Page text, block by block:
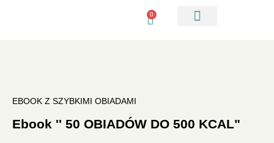
0
EBOOK Z SZYBKIMI OBIADAMI
Ebook '' 50 OBIADÓW DO 500 KCAL"